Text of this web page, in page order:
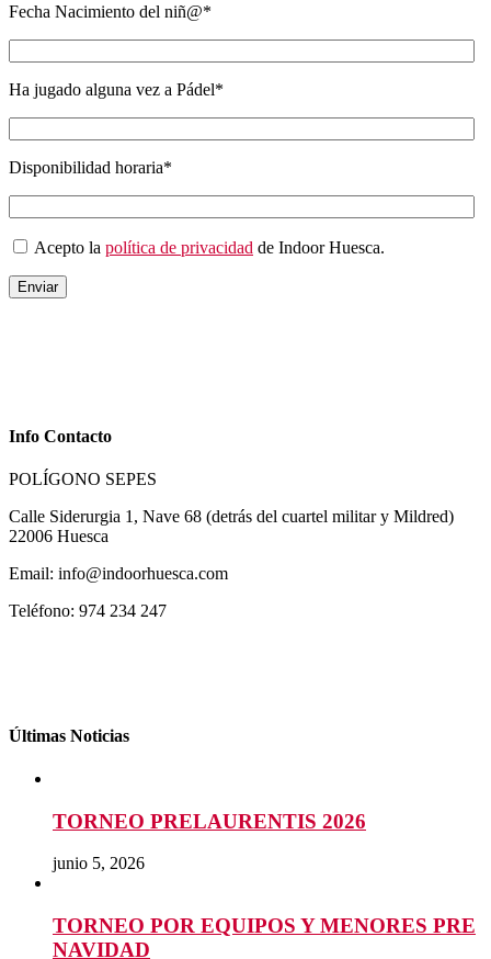
Fecha Nacimiento del niñ@*
Ha jugado alguna vez a Pádel*
Disponibilidad horaria*
Acepto la política de privacidad de Indoor Huesca.
Info Contacto
POLÍGONO SEPES
Calle Siderurgia 1, Nave 68 (detrás del cuartel militar y Mildred)
22006 Huesca
Email: info@indoorhuesca.com
Teléfono: 974 234 247
Últimas Noticias
TORNEO PRELAURENTIS 2026
junio 5, 2026
TORNEO POR EQUIPOS Y MENORES PRE
NAVIDAD